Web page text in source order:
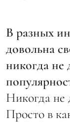
В разных
довольна
никогда
Никогда не
Просто в